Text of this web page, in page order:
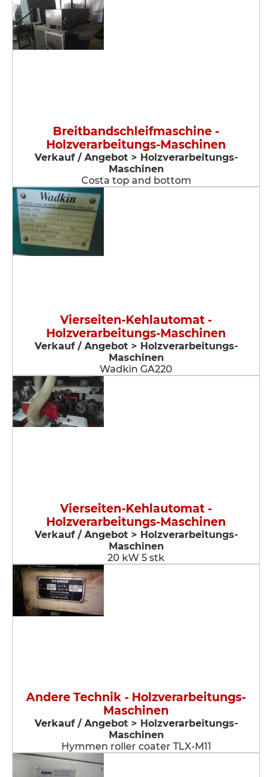
Breitbandschleifmaschine -
Holzverarbeitungs-Maschinen
Verkauf / Angebot > Holzverarbeitungs-
Maschinen
Costa top and bottom
Vierseiten-Kehlautomat -
Holzverarbeitungs-Maschinen
Verkauf / Angebot > Holzverarbeitungs-
Maschinen
Wadkin GA220
Vierseiten-Kehlautomat -
Holzverarbeitungs-Maschinen
Verkauf / Angebot > Holzverarbeitungs-
Maschinen
20 kW 5 stk
Andere Technik - Holzverarbeitungs-
Maschinen
Verkauf / Angebot > Holzverarbeitungs-
Maschinen
Hymmen roller coater TLX-M11